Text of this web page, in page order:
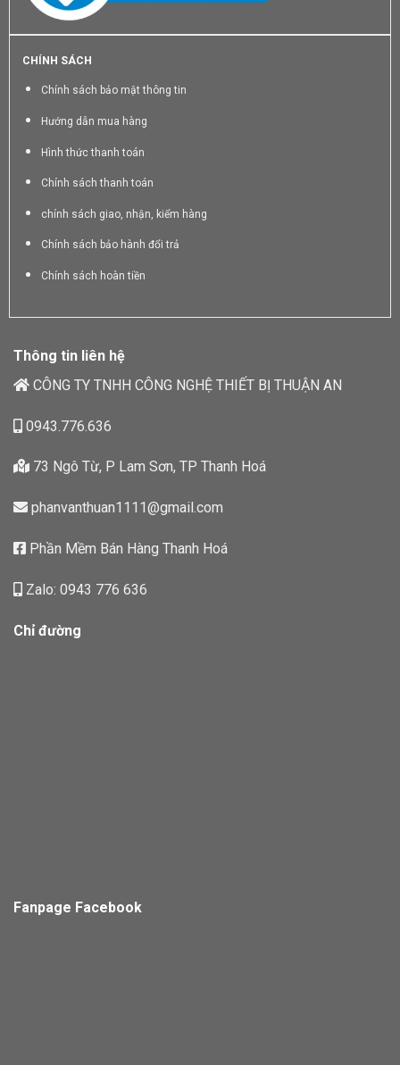
CHÍNH SÁCH
Chính sách bảo mật thông tin
Hướng dẫn mua hàng
Hình thức thanh toán
Chính sách thanh toán
chính sách giao, nhận, kiểm hàng
Chính sách bảo hành đổi trả
Chính sách hoàn tiền
Thông tin liên hệ
CÔNG TY TNHH CÔNG NGHỆ THIẾT BỊ THUẬN AN
0943.776.636
73 Ngô Từ, P Lam Sơn, TP Thanh Hoá
phanvanthuan1111@gmail.com
Phần Mềm Bán Hàng Thanh Hoá
Zalo: 0943 776 636
Chỉ đường
Fanpage Facebook